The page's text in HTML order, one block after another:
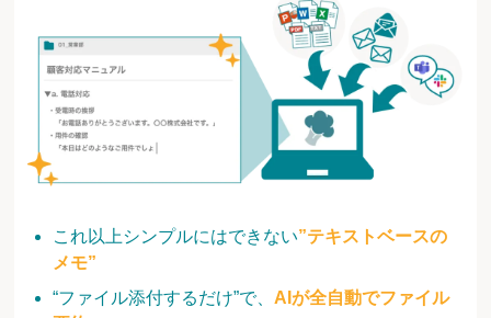
これ以上シンプルにはできない”テキストベースの
メモ”
“ファイル添付するだけ”で、 AIが全自動でファイル